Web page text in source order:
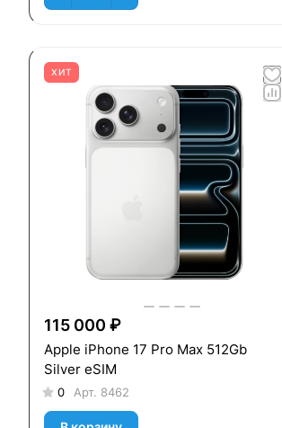
ХИТ
115 000 ₽
Apple iPhone 17 Pro Max 512Gb
Silver eSIM
0 Арт. 8462